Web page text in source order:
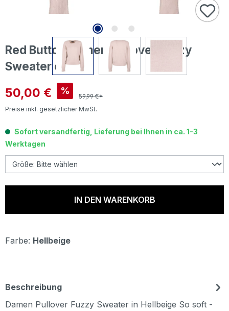
Red Button Damen Pullover Fuzzy
Sweater cream
Verkaufspreis:
50,00 € %
59,99 €*
Preise inkl. gesetzlicher MwSt.
Sofort versandfertig, Lieferung bei Ihnen in ca. 1-3
Werktagen
IN DEN WARENKORB
Farbe: Hellbeige
Beschreibung
Damen Pullover Fuzzy Sweater in Hellbeige So soft -